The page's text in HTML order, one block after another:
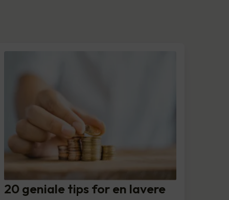
20 geniale tips for en lavere